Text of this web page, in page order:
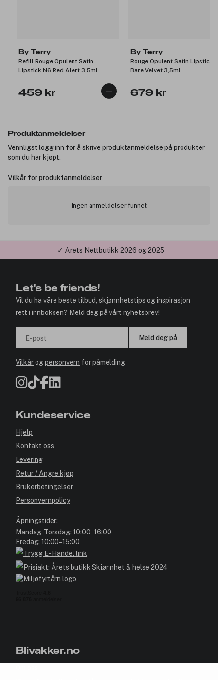
By Terry
Refill Rouge Opulent Satin
Lipstick N6 Red Alert 3,5ml
459 kr
By Terry
Rouge Opulent Satin Lipstick
Bare Velvet 3,5ml
679 kr
Produktanmeldelser
Vennligst logg inn for å skrive produktanmeldelse på produkter
som du har kjøpt.
Vilkår for produktanmeldelser
Ingen anmeldelser funnet
✓ Årets Nettbutikk 2026 og 2025
Let's be friends!
Vil du ha våre beste tilbud, skjønnhetstips og inspirasjon
rett i innboksen? Meld deg på vårt nyhetsbrev!
E-post Meld deg på
Vilkårogpersonvern for påmelding
Kundeservice
Hjelp
Kontakt oss
Levering
Retur / Angre kjøp
Brukerbetingelser
Personvernpolicy
Åpningstider:
Mandag–Torsdag: 10:00–16:00
Fredag: 10:00–15:00
Blivakker.no